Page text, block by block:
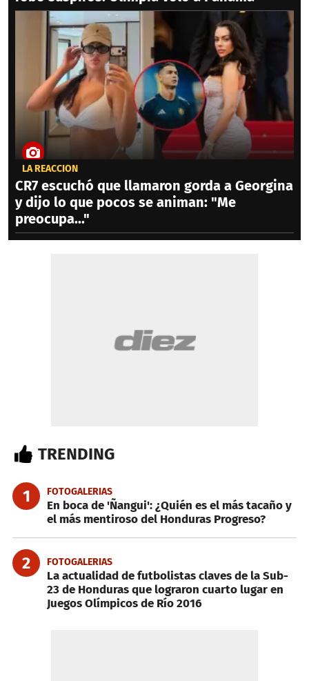
LA REACCIÓN
CR7 escuchó que llamaron gorda a Georgina
y dijo lo que pocos se animan: "Me
preocupa..."
TRENDING
1 FOTOGALERIAS
En boca de 'Ñangui': ¿Quién es el más tacaño y
el más mentiroso del Honduras Progreso?
2 FOTOGALERIAS
La actualidad de futbolistas claves de la Sub-
23 de Honduras que lograron cuarto lugar en
Juegos Olímpicos de Río 2016